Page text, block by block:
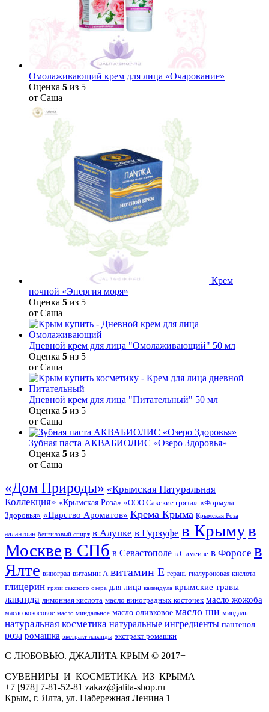
Омолаживающий крем для лица «Очарование»
Оценка 5 из 5
от Саша
Крем
ночной «Энергия моря»
Оценка 5 из 5
от Саша
Дневной крем для лица "Омолаживающий" 50 мл
Оценка 5 из 5
от Саша
Дневной крем для лица "Питательный" 50 мл
Оценка 5 из 5
от Саша
Зубная паста АКВАБИОЛИС «Озеро Здоровья»
Оценка 5 из 5
от Саша
«Дом Природы» «Крымская Натуральная
Коллекция» «Крымская Роза» «ООО Сакские грязи» «Формула
Здоровья» «Царство Ароматов» Крема Крыма Крымская Роза
аллантоин бензиловый спирт в Алупке в Гурзуфе в Крымув
Москвев СПб в Севастополе в Симеизе в Форосе в
Ялте виноград витамин А витамин Е герань гиалуроновая кислота
глицерин грязи сакского озера для лица календула крымские травы
лаванда лимонная кислота масло виноградных косточек масло жожоба
масло кокосовое масло миндальное масло оливковое масло ши миндаль
натуральная косметика натуральные ингредиенты пантенол
роза ромашка экстракт лаванды экстракт ромашки
С ЛЮБОВЬЮ. ДЖАЛИТА КРЫМ © 2017+
СУВЕНИРЫ И КОСМЕТИКА ИЗ КРЫМА
+7 [978] 7-81-52-81 zakaz@jalita-shop.ru
Крым, г. Ялта, ул. Набережная Ленина 1